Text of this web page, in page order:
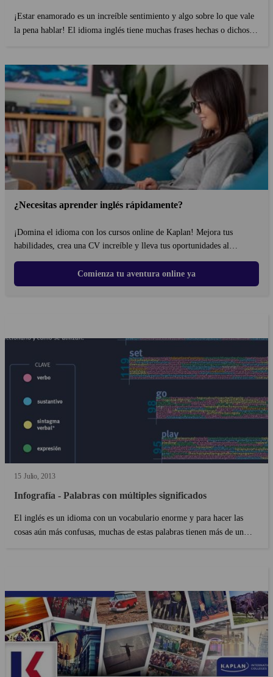
¡Estar enamorado es un increíble sentimiento y algo sobre lo que vale
la pena hablar! El idioma inglés tiene muchas frases hechas o dichos
¿Necesitas aprender inglés rápidamente?
¡Domina el idioma con los cursos online de Kaplan! Mejora tus
habilidades, crea una CV increíble y lleva tus oportunidades al
siguiente nivel!
Comienza tu aventura online ya
15 Julio 2013
Infografía - Palabras con múltiples significados
El inglés es un idioma con un vocabulario enorme y para hacer las
cosas aún más confusas, muchas de estas palabras tienen más de un